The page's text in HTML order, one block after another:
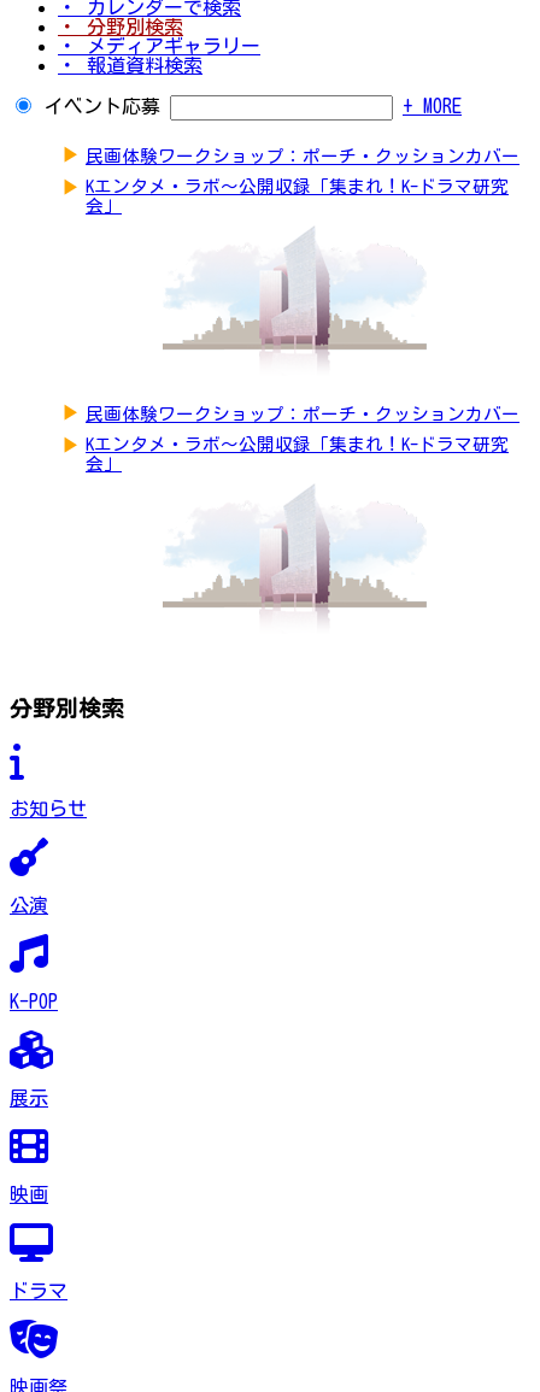
・ カレンダーで検索
・ 分野別検索
・ メディアギャラリー
・ 報道資料検索
イベント応募 + MORE
▶ 民画体験ワークショップ：ポーチ・クッションカバー
▶ Kエンタメ・ラボ～公開収録「集まれ！K-ドラマ研究
会」
▶ 民画体験ワークショップ：ポーチ・クッションカバー
▶ Kエンタメ・ラボ～公開収録「集まれ！K-ドラマ研究
会」
分野別検索
お知らせ
公演
K-POP
展示
映画
ドラマ
映画祭